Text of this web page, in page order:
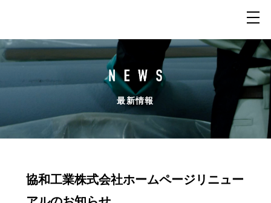
最新情報
協和工業株式会社ホームページリニュー